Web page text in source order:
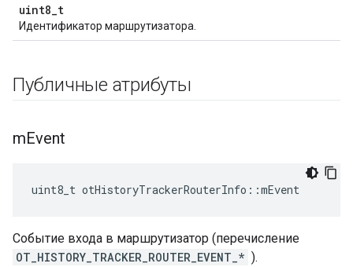
uint8_t
Идентификатор маршрутизатора.
Публичные атрибуты
mEvent
uint8_t otHistoryTrackerRouterInfo ::mEvent
Событие входа в маршрутизатор (перечисление
OT_HISTORY_TRACKER_ROUTER_EVENT_* ).